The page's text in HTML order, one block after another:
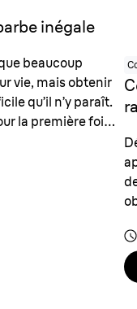
inégale
beaucoup
vie, mais obtenir
qu’il n’y paraît.
la première fois,
semble peu